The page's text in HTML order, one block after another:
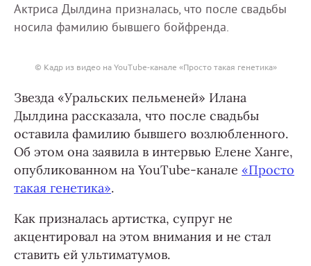
Актриса Дылдина призналась, что после свадьбы
носила фамилию бывшего бойфренда.
© Кадр из видео на YouTube-канале «Просто такая генетика»
Звезда «Уральских пельменей» Илана
Дылдина рассказала, что после свадьбы
оставила фамилию бывшего возлюбленного.
Об этом она заявила в интервью Елене Ханге,
опубликованном на YouTube-канале «Просто
такая генетика».
Как призналась артистка, супруг не
акцентировал на этом внимания и не стал
ставить ей ультиматумов.